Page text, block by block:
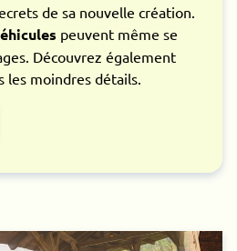
de sa nouvelle création.
peuvent même se
Découvrez également
les moindres détails.